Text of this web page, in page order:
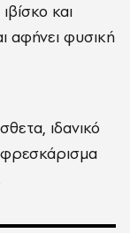
και
αφήνει φυσική
ιδανικό
φρεσκάρισμα